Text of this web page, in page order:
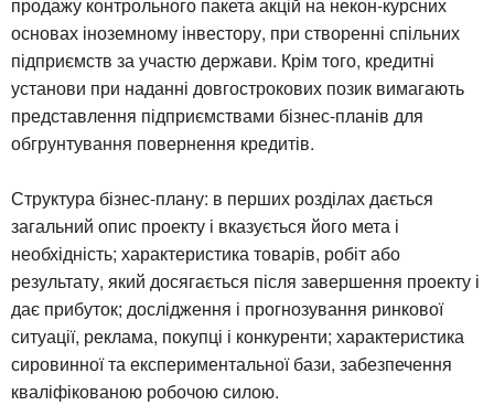
продажу контрольного пакета акцій на некон-курсних
основах іноземному інвестору, при створенні спільних
підприємств за участю держави. Крім того, кредитні
установи при наданні довгострокових позик вимагають
представлення підприємствами бізнес-планів для
обгрунтування повернення кредитів.
Структура бізнес-плану: в перших розділах дається
загальний опис проекту і вказується його мета і
необхідність; характеристика товарів, робіт або
результату, який досягається після завершення проекту і
дає прибуток; дослідження і прогнозування ринкової
ситуації, реклама, покупці і конкуренти; характеристика
сировинної та експериментальної бази, забезпечення
кваліфікованою робочою силою.